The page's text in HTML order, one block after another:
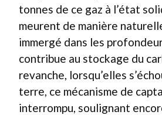
tonnes de ce gaz à l’état
meurent de manière
immergé dans les
contribue au stockage du
revanche, lorsqu’elles
terre, ce mécanisme de
interrompu, soulignant